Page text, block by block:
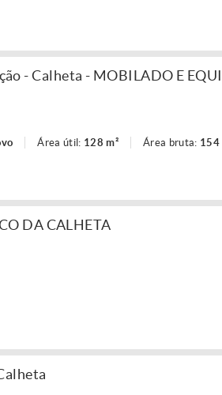
- Calheta - MOBILADO E
Área útil: 128 m² Área bruta: 154
DA CALHETA